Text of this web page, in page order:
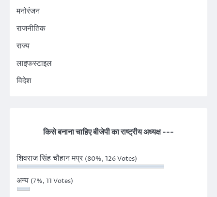
मनोरंजन
राजनीतिक
राज्य
लाइफस्टाइल
विदेश
किसे बनाना चाहिए बीजेपी का राष्ट्रीय अध्यक्ष ---
शिवराज सिंह चौहान मप्र (80%, 126 Votes)
अन्य (7%, 11 Votes)